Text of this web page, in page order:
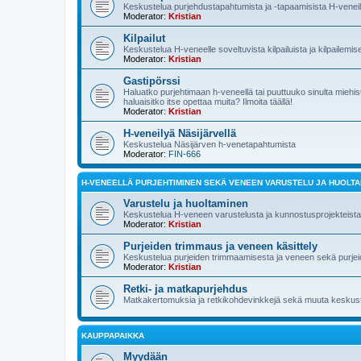
Keskustelua purjehdustapahtumista ja -tapaamisista H-
Moderator: Kristian
Kilpailut
Keskustelua H-veneelle soveltuvista kilpailuista ja
Moderator: Kristian
Gastipörssi
Haluatko purjehtimaan h-veneellä tai puuttuuko sinulta
haluaisitko itse opettaa muita? Ilmoita täällä!
Moderator: Kristian
H-veneilyä Näsijärvellä
Keskustelua Näsijärven h-venetapahtumista
Moderator: FIN-666
H-VENEELLÄ PURJEHTIMINEN SEKÄ VENEEN VARUSTELU JA
Varustelu ja huoltaminen
Keskustelua H-veneen varustelusta ja kunnostusprojekteista
Moderator: Kristian
Purjeiden trimmaus ja veneen käsittely
Keskustelua purjeiden trimmaamisesta ja veneen sekä
Moderator: Kristian
Retki- ja matkapurjehdus
Matkakertomuksia ja retkikohdevinkkejä sekä muuta
KAUPPAPAIKKA
Myydään